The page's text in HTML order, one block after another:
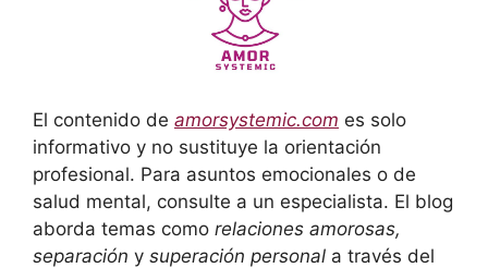
El contenido de amorsystemic.com es solo
informativo y no sustituye la orientación
profesional. Para asuntos emocionales o de
salud mental, consulte a un especialista. El blog
aborda temas como relaciones amorosas,
separación y superación personal a través del